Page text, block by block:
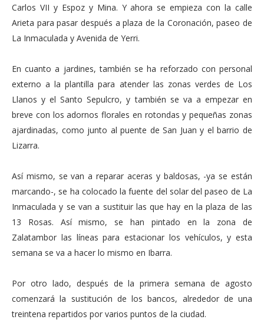
Carlos VII y Espoz y Mina. Y ahora se empieza con la calle
Arieta para pasar después a plaza de la Coronación, paseo de
La Inmaculada y Avenida de Yerri.
En cuanto a jardines, también se ha reforzado con personal
externo a la plantilla para atender las zonas verdes de Los
Llanos y el Santo Sepulcro, y también se va a empezar en
breve con los adornos florales en rotondas y pequeñas zonas
ajardinadas, como junto al puente de San Juan y el barrio de
Lizarra.
Así mismo, se van a reparar aceras y baldosas, -ya se están
marcando-, se ha colocado la fuente del solar del paseo de La
Inmaculada y se van a sustituir las que hay en la plaza de las
13 Rosas. Así mismo, se han pintado en la zona de
Zalatambor las líneas para estacionar los vehículos, y esta
semana se va a hacer lo mismo en Ibarra.
Por otro lado, después de la primera semana de agosto
comenzará la sustitución de los bancos, alrededor de una
treintena repartidos por varios puntos de la ciudad.